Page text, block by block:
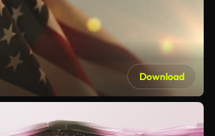
Download